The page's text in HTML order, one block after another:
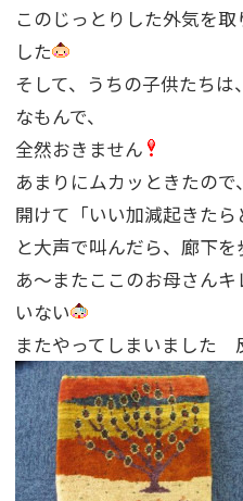
このじっとりした外気を
した
そして、うちの子供たち
なもんで、
全然おきません
あまりにムカッときたの
開けて「いい加減起きたら
と大声で叫んだら、廊下を
あ〜またここのお母さん
いない
またやってしまいました